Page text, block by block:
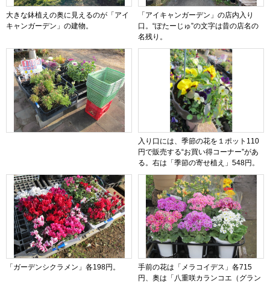
大きな鉢植えの奥に見えるのが「アイ
キャンガーデン」の建物。
「アイキャンガーデン」の店内入り
口。“ぽたーじゅ”の文字は昔の店名の
名残り。
入り口には、季節の花を１ポット110
円で販売する“お買い得コーナー”があ
る。右は「季節の寄せ植え」548円。
「ガーデンシクラメン」各198円。
手前の花は「メラコイデス」各715
円、奥は「八重咲カランコエ（グラン